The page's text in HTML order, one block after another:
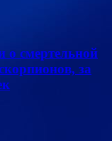
о смертельной
за